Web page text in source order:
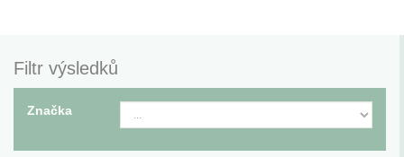
Filtr výsledků
Značka